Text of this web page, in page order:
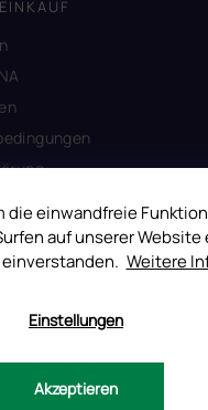
die einwandfreie
auf unserer Website
Weitere
Einstellungen
Akzeptieren